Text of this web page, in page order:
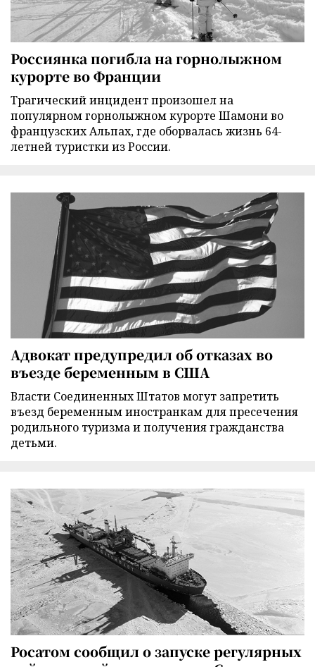
Россиянка погибла на горнолыжном
курорте во Франции
Трагический инцидент произошел на
популярном горнолыжном курорте Шамони во
французских Альпах, где оборвалась жизнь 64-
летней туристки из России.
Адвокат предупредил об отказах во
въезде беременным в США
Власти Соединенных Штатов могут запретить
въезд беременным иностранкам для пресечения
родильного туризма и получения гражданства
детьми.
Росатом сообщил о запуске регулярных